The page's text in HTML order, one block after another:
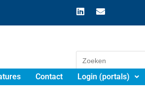
Contact Login (portals)